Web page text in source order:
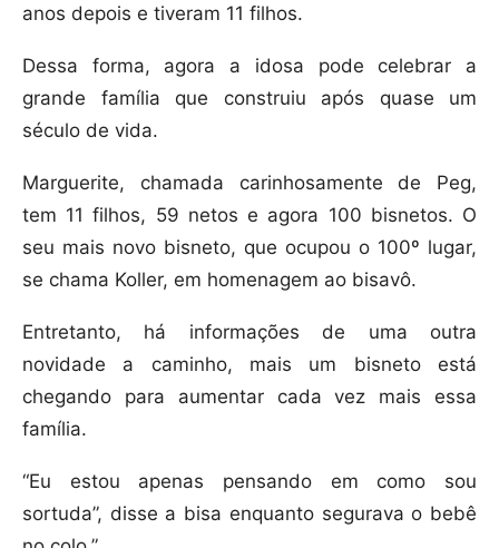
anos depois e tiveram 11 filhos.
Dessa forma, agora a idosa pode celebrar a
grande família que construiu após quase um
século de vida.
Marguerite, chamada carinhosamente de Peg,
tem 11 filhos, 59 netos e agora 100 bisnetos. O
seu mais novo bisneto, que ocupou o 100º lugar,
se chama Koller, em homenagem ao bisavô.
Entretanto, há informações de uma outra
novidade a caminho, mais um bisneto está
chegando para aumentar cada vez mais essa
família.
“Eu estou apenas pensando em como sou
sortuda”, disse a bisa enquanto segurava o bebê